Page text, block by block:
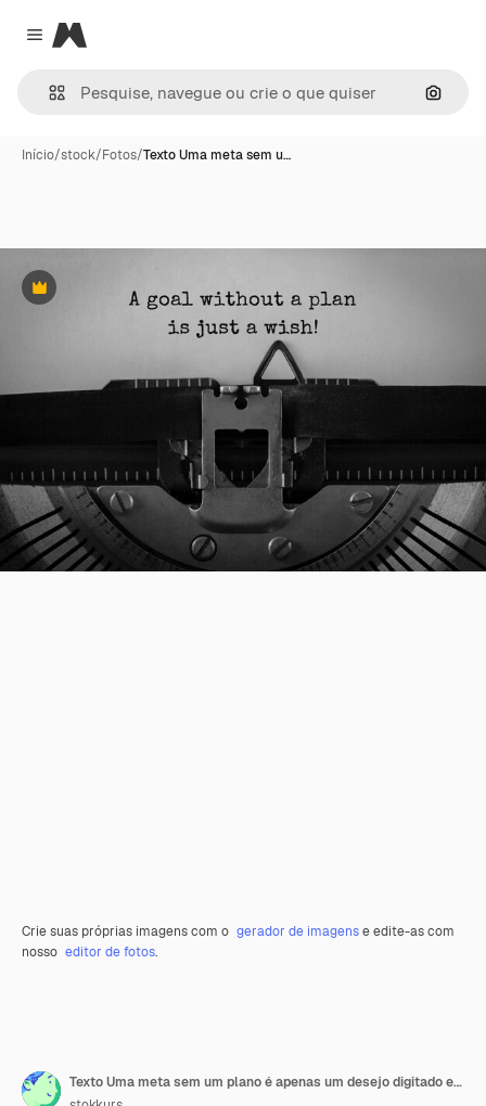
Close menu
Magnific
Início/stock/Fotos/Texto Uma meta sem u…
Premium
Crie suas próprias imagens com o gerador de imagense edite-as com
nosso editor de fotos.
Texto Uma meta sem um plano é apenas um desejo digitado em uma máquina de escrever retrô